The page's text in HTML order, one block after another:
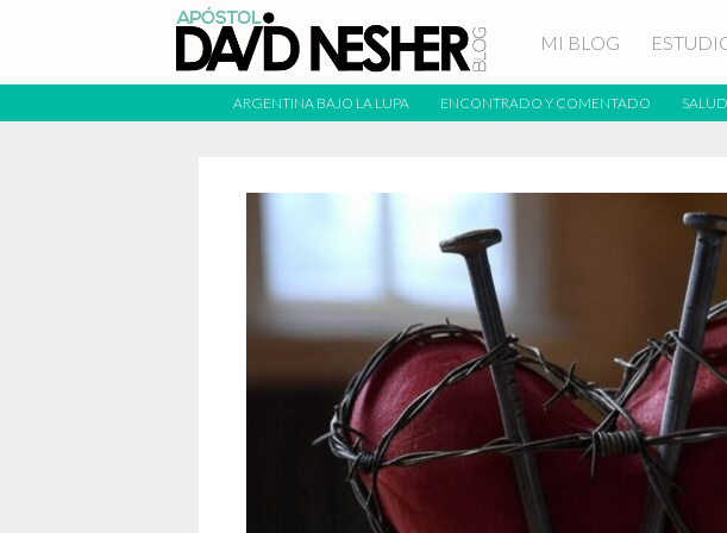
MI BLOG
ARGENTINA BAJO LA LUPA ENCONTRADO Y COMENTADO